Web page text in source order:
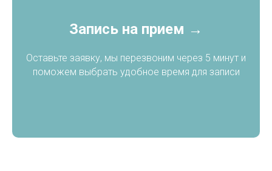
Запись на прием →
Оставьте заявку, мы перезвоним через 5 минут и
поможем выбрать удобное время для записи